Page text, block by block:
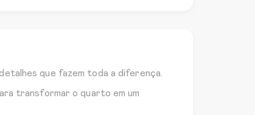
que fazem toda a diferença.
transformar o quarto em um